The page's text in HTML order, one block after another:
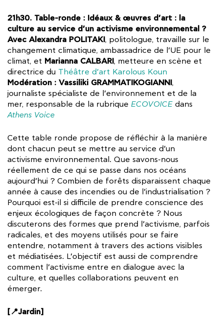
21h30. Table-ronde : Idéaux & œuvres d’art : la
culture au service d’un activisme environnemental ?
Avec Alexandra POLITAKI, politologue, travaille sur le
changement climatique, ambassadrice de l’UE pour le
climat, et Marianna CALBARI, metteure en scène et
directrice du Théâtre d’art Karolous Koun
Modération : Vassiliki GRAMMATIKOGIANNI,
journaliste spécialiste de l’environnement et de la
mer, responsable de la rubrique ECOVOICE dans
Athens Voice
Cette table ronde propose de réfléchir à la manière
dont chacun peut se mettre au service d’un
activisme environnemental. Que savons-nous
réellement de ce qui se passe dans nos océans
aujourd’hui ? Combien de forêts disparaissent chaque
année à cause des incendies ou de l’industrialisation ?
Pourquoi est-il si difficile de prendre conscience des
enjeux écologiques de façon concrète ? Nous
discuterons des formes que prend l’activisme, parfois
radicales, et des moyens utilisés pour se faire
entendre, notamment à travers des actions visibles
et médiatisées. L’objectif est aussi de comprendre
comment l’activisme entre en dialogue avec la
culture, et quelles collaborations peuvent en
émerger.
[📍Jardin]